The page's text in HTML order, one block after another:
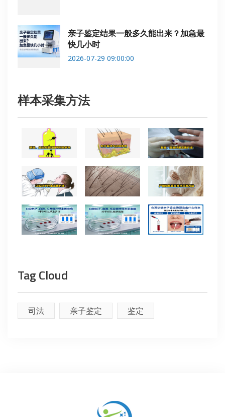
亲子鉴定结果一般多久能出来？加急最
快几小时
2026-07-29 09:00:00
样本采集方法
Tag Cloud
司法 亲子鉴定 鉴定